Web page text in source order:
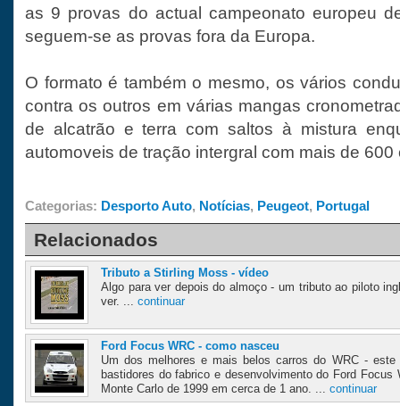
as 9 provas do actual campeonato europeu
seguem-se as provas fora da Europa.
O formato é também o mesmo, os vários
contra os outros em várias mangas
de alcatrão e terra com saltos à mistura
automoveis de tração intergral com mais de 600
Categorias: Desporto Auto, Notícias, Peugeot, Portugal
Relacionados
Tributo a Stirling Moss - vídeo
Algo para ver depois do almoço - um tributo ao piloto
ver. ... continuar
Ford Focus WRC - como nasceu
Um dos melhores e mais belos carros do WRC -
bastidores do fabrico e desenvolvimento do Ford Focus
Monte Carlo de 1999 em cerca de 1 ano. ... continuar